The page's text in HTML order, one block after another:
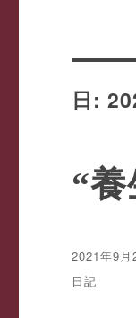
日:
“
投
稿
2021年9月
カ
日記